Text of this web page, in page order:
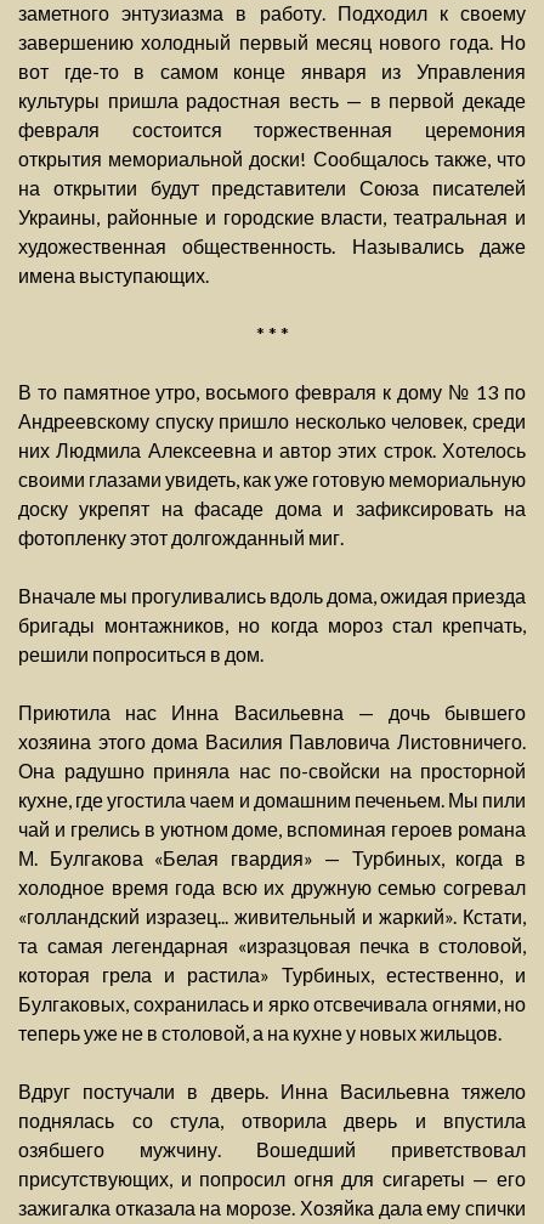
заметного энтузиазма в работу. Подходил к своему
завершению холодный первый месяц нового года. Но
вот где-то в самом конце января из Управления
культуры пришла радостная весть — в первой декаде
февраля состоится торжественная церемония
открытия мемориальной доски! Сообщалось также, что
на открытии будут представители Союза писателей
Украины, районные и городские власти, театральная и
художественная общественность. Назывались даже
имена выступающих.
* * *
В то памятное утро, восьмого февраля к дому № 13 по
Андреевскому спуску пришло несколько человек, среди
них Людмила Алексеевна и автор этих строк. Хотелось
своими глазами увидеть, как уже готовую мемориальную
доску укрепят на фасаде дома и зафиксировать на
фотопленку этот долгожданный миг.
Вначале мы прогуливались вдоль дома, ожидая приезда
бригады монтажников, но когда мороз стал крепчать,
решили попроситься в дом.
Приютила нас Инна Васильевна — дочь бывшего
хозяина этого дома Василия Павловича Листовничего.
Она радушно приняла нас по-свойски на просторной
кухне, где угостила чаем и домашним печеньем. Мы пили
чай и грелись в уютном доме, вспоминая героев романа
М. Булгакова «Белая гвардия» — Турбиных, когда в
холодное время года всю их дружную семью согревал
«голландский изразец... живительный и жаркий». Кстати,
та самая легендарная «изразцовая печка в столовой,
которая грела и растила» Турбиных, естественно, и
Булгаковых, сохранилась и ярко отсвечивала огнями, но
теперь уже не в столовой, а на кухне у новых жильцов.
Вдруг постучали в дверь. Инна Васильевна тяжело
поднялась со стула, отворила дверь и впустила
озябшего мужчину. Вошедший приветствовал
присутствующих, и попросил огня для сигареты — его
зажигалка отказала на морозе. Хозяйка дала ему спички